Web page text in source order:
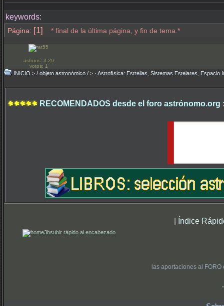
keywords:
Página: [1] * final de la última página, y fin de tema.*
astrons: 3.29
votos: 1
INICIO > / objeto astronómico / > · Astrofísica: Estrellas, Sistemas Estelares, Espacio
RECOMENDADOS desde el foro astrónomo.org
| Índice
subir rápido al encabezado
las aportaciones al